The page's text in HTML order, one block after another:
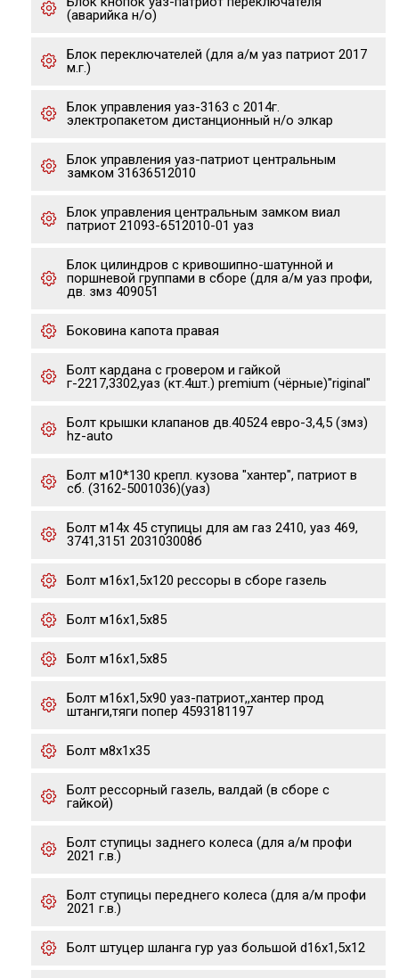
(аварийка н/о)
Блок переключателей (для а/м уаз патриот 2017
м.г.)
Блок управления уаз-3163 с 2014г.
электропакетом дистанционный н/о элкар
Блок управления уаз-патриот центральным
замком 31636512010
Блок управления центральным замком виал
патриот 21093-6512010-01 уаз
Блок цилиндров с кривошипно-шатунной и
поршневой группами в сборе (для а/м уаз профи,
дв. змз 409051
Боковина капота правая
Болт кардана с гровером и гайкой
г-2217,3302,уаз (кт.4шт.) premium (чёрные)"riginal"
Болт крышки клапанов дв.40524 евро-3,4,5 (змз)
hz-auto
Болт м10*130 крепл. кузова "хантер", патриот в
сб. (3162-5001036)(уаз)
Болт м14х 45 ступицы для ам газ 2410, уаз 469,
3741,3151 203103008б
Болт м16х1,5х120 рессоры в сборе газель
Болт м16х1,5х85
Болт м16х1,5х85
Болт м16х1,5х90 уаз-патриот,,хантер прод
штанги,тяги попер 4593181197
Болт м8х1х35
Болт рессорный газель, валдай (в сборе с
гайкой)
Болт ступицы заднего колеса (для а/м профи
2021 г.в.)
Болт ступицы переднего колеса (для а/м профи
2021 г.в.)
Болт штуцер шланга гур уаз большой d16х1,5х12